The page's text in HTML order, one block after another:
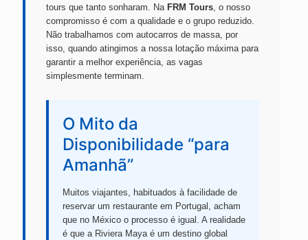
tours que tanto sonharam. Na FRM Tours, o nosso
compromisso é com a qualidade e o grupo reduzido.
Não trabalhamos com autocarros de massa, por
isso, quando atingimos a nossa lotação máxima para
garantir a melhor experiência, as vagas
simplesmente terminam.
O Mito da
Disponibilidade “para
Amanhã”
Muitos viajantes, habituados à facilidade de
reservar um restaurante em Portugal, acham
que no México o processo é igual. A realidade
é que a Riviera Maya é um destino global